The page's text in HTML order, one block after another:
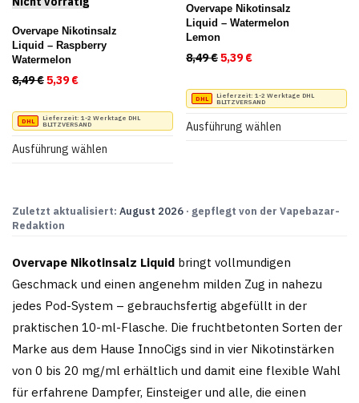
Produktseite
gewählt
werden
gewählt
werden
Overvape Nikotinsalz
Liquid – Raspberry
Watermelon
8,49€Ursprünglicher Preis war: 8,49 €
5,39€
Lieferzeit: 1-2 Werktage DHL
BLITZVERSAND
Ausführung wählen
Dieses
Produkt
Varianten
auf.
Optionen
können
der
Produktseite
gewählt
Overvape Nikotinsalz
Liquid – Watermelon
Lemon
8,49€Ursprünglicher Preis
5,39€
Lieferzeit: 1-2 Werktage DHL
BLITZVERSAND
Ausführung wählen
Dieses
Produkt
auf.
können
auf
der
Produktseite
gewählt
werden
Zuletzt aktualisiert: August 2026 · gepflegt von der Vapebazar-
Redaktion
Overvape Nikotinsalz Liquid bringt vollmundigen
Geschmack und einen angenehm milden Zug in nahezu
jedes Pod-System – gebrauchsfertig abgefüllt in der
praktischen 10-ml-Flasche. Die fruchtbetonten Sorten der
Marke aus dem Hause InnoCigs sind in vier Nikotinstärken
von 0 bis 20 mg/ml erhältlich und damit eine flexible Wahl
für erfahrene Dampfer, Einsteiger und alle, die einen